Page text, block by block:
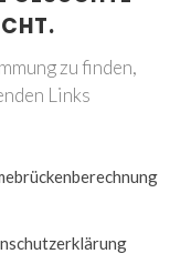
zu finden,
Links